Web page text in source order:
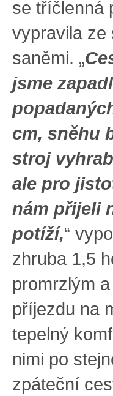
se tříčlenná
vypravila ze
saněmi. „
jsme
cm, sněhu
stroj
ale pro
nám přijeli
potíží,“
zhruba 1,5
promrzlým
příjezdu na
tepelný
nimi po
zpáteční